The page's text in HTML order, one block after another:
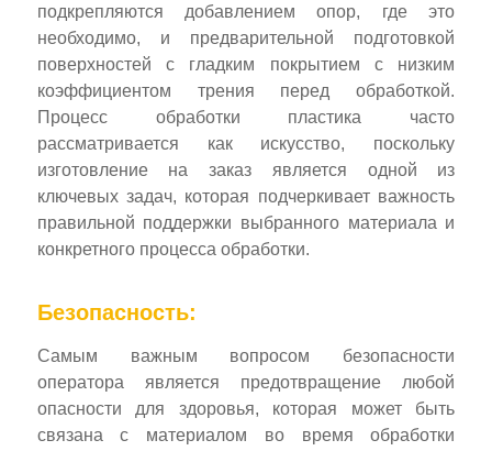
подкрепляются добавлением опор, где это
необходимо, и предварительной подготовкой
поверхностей с гладким покрытием с низким
коэффициентом трения перед обработкой.
Процесс обработки пластика часто
рассматривается как искусство, поскольку
изготовление на заказ является одной из
ключевых задач, которая подчеркивает важность
правильной поддержки выбранного материала и
конкретного процесса обработки.
Безопасность:
Самым важным вопросом безопасности
оператора является предотвращение любой
опасности для здоровья, которая может быть
связана с материалом во время обработки